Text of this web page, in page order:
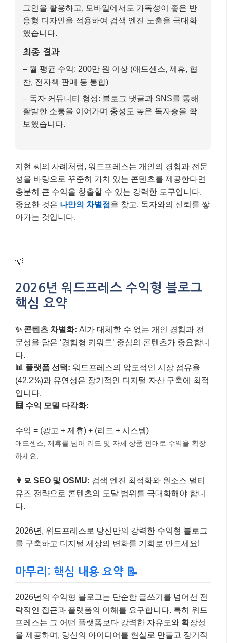
그인을 활용하고, 모바일에서도 가독성이 좋은 반
응형 디자인을 적용하여 검색 엔진 노출을 극대화
했습니다.
최종 결과
– 월 평균 수익: 200만 원 이상 (애드센스, 제휴, 협
찬, 전자책 판매 등 통합)
– 독자 커뮤니티 형성: 블로그 댓글과 SNS를 통해
활발한 소통을 이어가며 충성도 높은 독자층을 확
보했습니다.
지현 씨의 사례처럼, 워드프레스는 개인의 경험과 전문
성을 바탕으로 꾸준히 가치 있는 콘텐츠를 제공한다면
충분히 큰 수익을 창출할 수 있는 강력한 도구입니다.
중요한 것은 나만의 차별점 을 찾고, 독자와의 신뢰를 쌓
아가는 것입니다.
💡
2026년 워드프레스 수익형 블로그
핵심 요약
✨ 콘텐츠 차별화: AI가 대체할 수 없는 개인 경험과 전
문성을 담은 ‘경험형 키워드’ 중심의 콘텐츠가 중요합니
다.
📊 플랫폼 선택: 워드프레스의 압도적인 시장 점유율
(42.2%)과 유연성은 장기적인 디지털 자산 구축에 최적
입니다.
🧮 수익 모델 다각화:
수익 = (광고 + 제휴) + (리드 + 시스템)
애드센스, 제휴를 넘어 리드 및 자체 상품 판매로 수익을 확장
하세요.
👩‍💻 SEO 및 OSMU: 검색 엔진 최적화와 원소스 멀티
유즈 전략으로 콘텐츠의 도달 범위를 극대화해야 합니
다.
2026년, 워드프레스로 당신만의 강력한 수익형 블로그
를 구축하고 디지털 세상의 변화를 기회로 만드세요!
마무리: 핵심 내용 요약 📝
2026년의 수익형 블로그는 단순한 글쓰기를 넘어선 전
략적인 접근과 플랫폼의 이해를 요구합니다. 특히 워드
프레스는 그 어떤 플랫폼보다 강력한 자유도와 확장성
을 제공하며, 당신의 아이디어를 현실로 만들고 장기적